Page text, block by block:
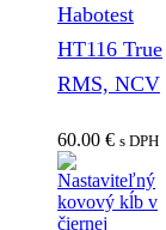
Habotest
HT116 True
RMS, NCV
60.00 € s DPH